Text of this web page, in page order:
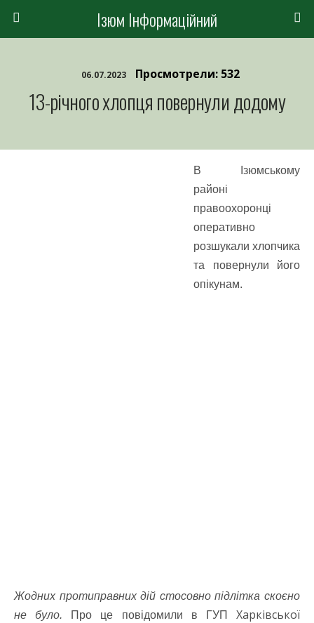
Ізюм Інформаційний
06.07.2023 Просмотрели: 532
13-річного хлопця повернули додому
В Ізюмському
районі
правоохоронці
оперативно
розшукали хлопчика
та повернули його
опікунам.
Жодних протиправних дій стосовно підлітка скоєно
не було. Про це повідомили в ГУПХарківської